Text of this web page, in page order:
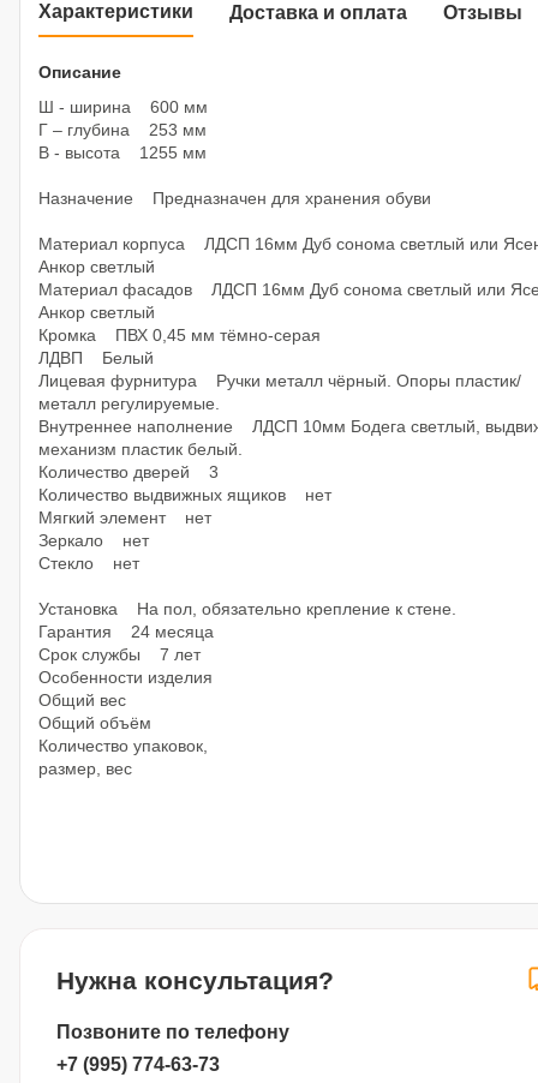
Характеристики Доставка и оплата Отзывы
Описание
Ш - ширина 600 мм
Г – глубина 253 мм
В - высота 1255 мм
Назначение Предназначен для хранения обуви
Материал корпуса ЛДСП 16мм Дуб сонома светлый или
Анкор светлый
Материал фасадов ЛДСП 16мм Дуб сонома светлый или
Анкор светлый
Кромка ПВХ 0,45 мм тёмно-серая
ЛДВП Белый
Лицевая фурнитура Ручки металл чёрный. Опоры пластик/
металл регулируемые.
Внутреннее наполнение ЛДСП 10мм Бодега светлый,
механизм пластик белый.
Количество дверей 3
Количество выдвижных ящиков нет
Мягкий элемент нет
Зеркало нет
Стекло нет
Установка На пол, обязательно крепление к стене.
Гарантия 24 месяца
Срок службы 7 лет
Особенности изделия
Общий вес
Общий объём
Количество упаковок,
размер, вес
Нужна консультация?
Позвоните по телефону
+7 (995) 774-63-73